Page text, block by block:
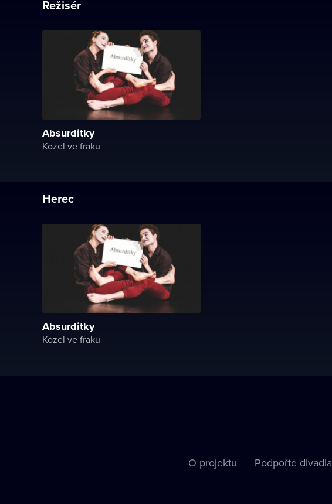
Režisér
Absurditky
Kozel ve fraku
Herec
Absurditky
Kozel ve fraku
O projektu Podpořte divadla